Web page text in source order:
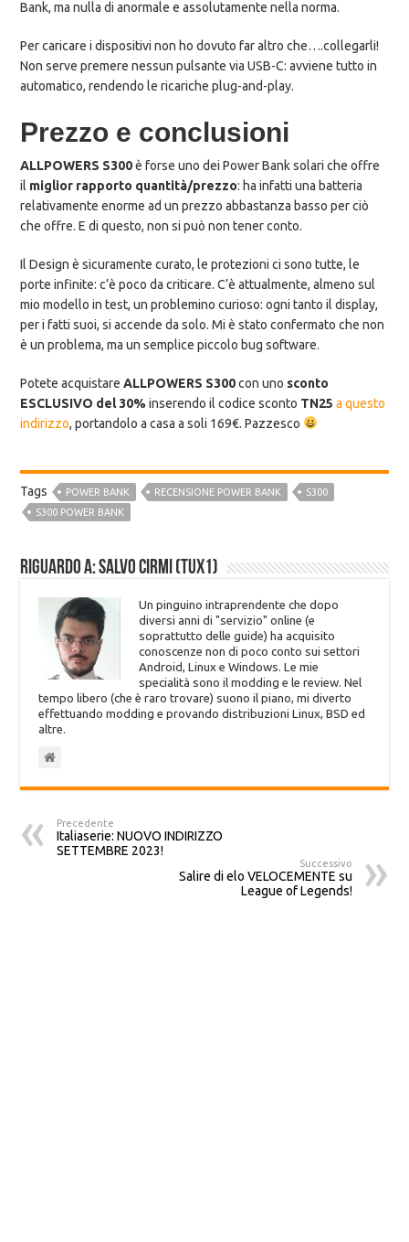
Bank, ma nulla di anormale e assolutamente nella norma.
Per caricare i dispositivi non ho dovuto far altro che….collegarli!
Non serve premere nessun pulsante via USB-C: avviene tutto in
automatico, rendendo le ricariche plug-and-play.
Prezzo e conclusioni
ALLPOWERS S300è forse uno dei Power Bank solari che offre
il miglior rapporto quantità/prezzo: ha infatti una batteria
relativamente enorme ad un prezzo abbastanza basso per ciò
che offre. E di questo, non si può non tener conto.
Il Design è sicuramente curato, le protezioni ci sono tutte, le
porte infinite: c’è poco da criticare. C’è attualmente, almeno sul
mio modello in test, un problemino curioso: ogni tanto il display,
per i fatti suoi, si accende da solo. Mi è stato confermato che non
è un problema, ma un semplice piccolo bug software.
Potete acquistareALLPOWERS S300con uno sconto
ESCLUSIVO del 30%inserendo il codice sconto TN25 a questo
indirizzo, portandolo a casa a soli 169€. Pazzesco
Tags POWER BANK RECENSIONE POWER BANK
S300
S300 POWER BANK
Riguardo a: Salvo Cirmi (Tux1)
Un pinguino intraprendente che dopo
diversi anni di "servizio" online (e
soprattutto delle guide) ha acquisito
conoscenze non di poco conto sui settori
Android, Linux e Windows. Le mie
specialità sono il modding e le review. Nel
tempo libero (che è raro trovare) suono il piano, mi diverto
effettuando modding e provando distribuzioni Linux, BSD ed
altre.
Precedente
Italiaserie: NUOVO INDIRIZZO
SETTEMBRE 2023!
Successivo
Salire di elo VELOCEMENTE su
League of Legends!